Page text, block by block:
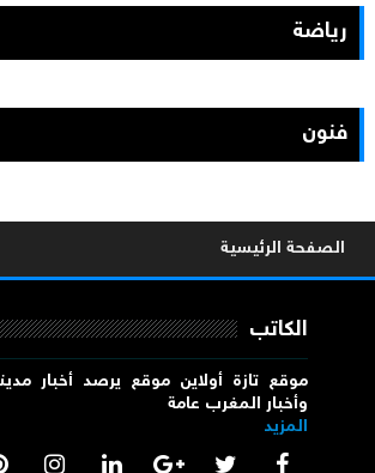
رياضة
فنون
الصفحة الرئيسية
الكاتب
موقع تازة أولاين موقع يرصد أخبار
وأخبار المغرب عامة
المزيد